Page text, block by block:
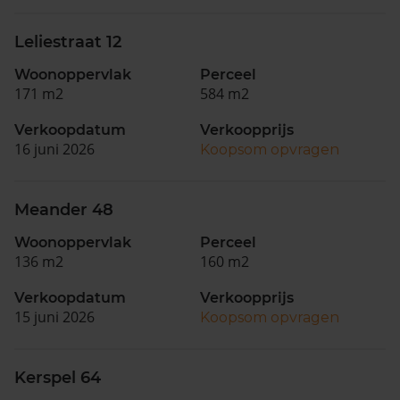
Leliestraat 12
Woonoppervlak
171 m2
Perceel
584 m2
Verkoopdatum
16 juni 2026
Verkoopprijs
Koopsom opvragen
Meander 48
Woonoppervlak
136 m2
Perceel
160 m2
Verkoopdatum
15 juni 2026
Verkoopprijs
Koopsom opvragen
Kerspel 64